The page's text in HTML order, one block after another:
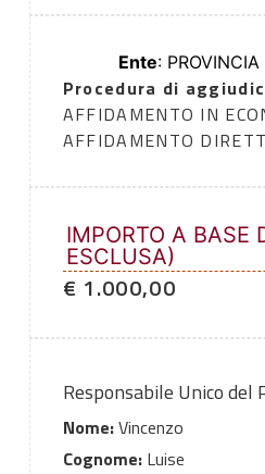
Ente:
Procedura di
AFFIDAMENTO IN
AFFIDAMENTO
IMPORTO A BASE
ESCLUSA)
€ 1.000,00
Responsabile Unico del
Nome:Vincenzo
Cognome:Luise